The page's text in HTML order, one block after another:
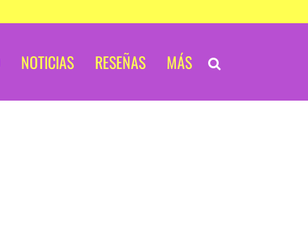
NOTICIAS RESEÑAS MÁS